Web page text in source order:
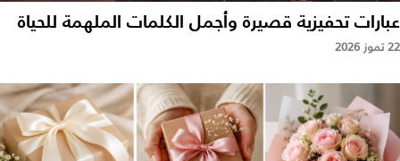
عبارات تحفيزية قصيرة وأجمل الكلمات الملهمة للحياة
22 تموز 2026